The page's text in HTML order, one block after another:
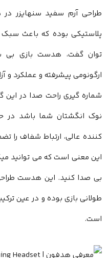
طراحی آرم سفید سنهایزر
پلاستیکی بوده که باعث
ارگونومی پیشرفته و عملکرد و
شماره گیری راحت صدا در
نوک انگشتان شما باشد در
این معنی است که می توانید
بی صدا کنید. این هدست
طولانی بازی بوده و در عین
است.